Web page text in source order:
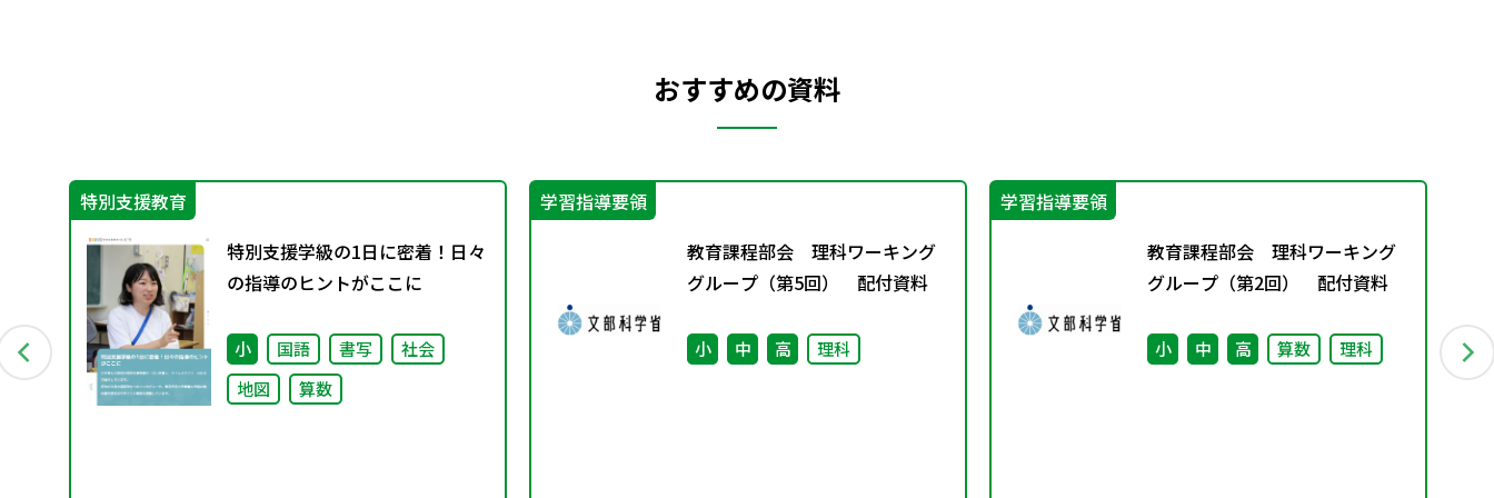
おすすめの資料
特別支援教育
特別支援学級の1日に密着！日々
の指導のヒントがここに
小 国語 書写
社会
地図
算数
学習指導要領
教育課程部会 理科ワーキング
グループ（第5回） 配付資料
小 中 高 理科
学習指導要領
教育課程部会 理科ワーキング
グループ（第2回） 配付資料
小 中 高 算数 理科